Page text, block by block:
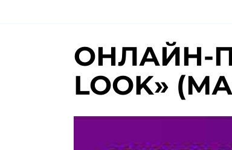
ОНЛАЙН-
LOOK»